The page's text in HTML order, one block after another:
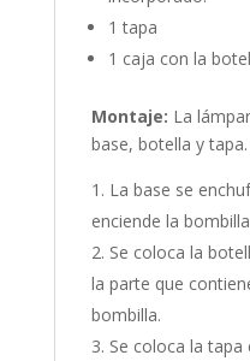
1 tapa
1 caja con la
Montaje: La
base, botella y tapa.
La base se
enciende la
Se coloca la
la parte que
bombilla.
Se coloca la tapa